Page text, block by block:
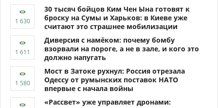
30 тысяч бойцов Ким Чен Ына готовят к
броску на Сумы и Харьков: в Киеве уже
считают это страшнее мобилизации
Диверсия с намёком: почему бомбу
взорвали на пороге, а не в зале, и кого это
должно напугать
Мост в Затоке рухнул: Россия отрезала
Одессу от румынских поставок НАТО
впервые с начала войны
«Рассвет» уже управляет дронами: